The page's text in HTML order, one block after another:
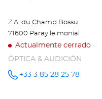
Z.A. du Champ Bossu
71600 Paray le monial
Actualmente cerrado
ÓPTICA & AUDICIÓN
número
+33 3 85 28 25 78